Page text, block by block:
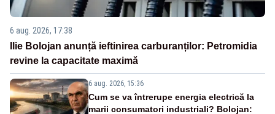
6 aug. 2026, 17:38
Ilie Bolojan anunță ieftinirea carburanților: Petromidia
revine la capacitate maximă
6 aug. 2026, 15:36
Cum se va întrerupe energia electrică la
marii consumatori industriali? Bolojan: